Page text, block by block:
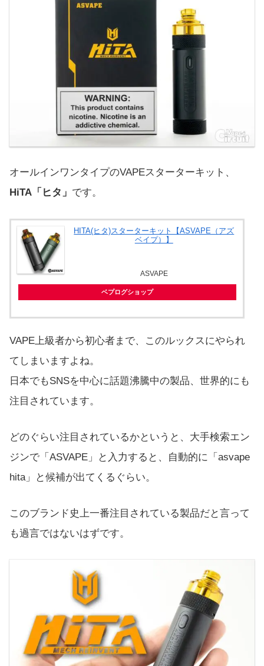
オールインワンタイプのVAPEスターターキット、
HiTA「ヒタ」 です。
HITA(ヒタ)スターターキット【ASVAPE（アズ
ベイプ）】
ASVAPE
ベプログショップ
VAPE上級者から初心者まで、このルックスにやられ
てしまいますよね。
日本でもSNSを中心に話題沸騰中の製品、世界的にも
注目されています。
どのぐらい注目されているかというと、大手検索エン
ジンで「ASVAPE」と入力すると、自動的に「asvape
hita」と候補が出てくるぐらい。
このブランド史上一番注目されている製品だと言って
も過言ではないはずです。